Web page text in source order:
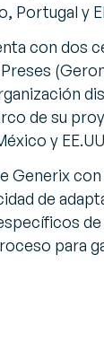
Portugal y
con dos
de su
y EE.UU
Generix
de
para